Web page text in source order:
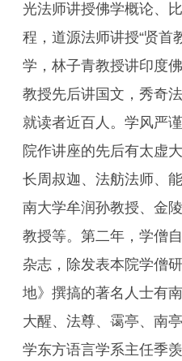
光法师讲授佛学概论、
程，道源法师讲授“贤首
学，林子青教授讲印度
教授先后讲国文，秀奇
就读者近百人。学风严
院作讲座的先后有太虚
长周叔迦、法舫法师、
南大学牟润孙教授、金
教授等。第二年，学僧
杂志，除发表本院学僧
地》撰搞的著名人士有
大醒、法尊、霭亭、南
学东方语言学系主任季